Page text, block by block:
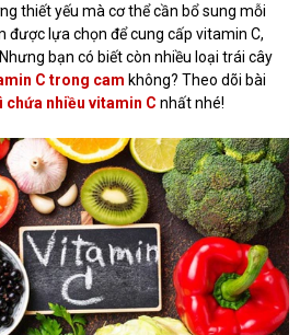
thiết yếu mà cơ thể cần bổ sung mỗi
được lựa chọn để cung cấp vitamin C,
bạn có biết còn nhiều loại trái cây
C trong cam không? Theo dõi bài
chứa nhiều vitamin C nhất nhé!